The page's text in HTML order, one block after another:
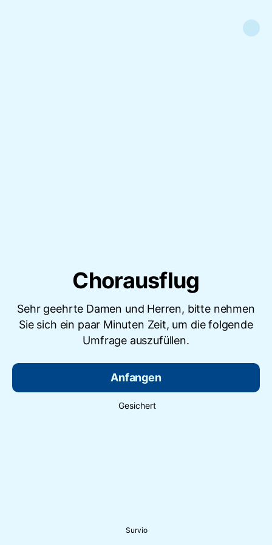
Chorausflug
Sehr geehrte Damen und Herren, bitte nehmen
Sie sich ein paar Minuten Zeit, um die folgende
Umfrage auszufüllen.
Anfangen
Gesichert
Survio